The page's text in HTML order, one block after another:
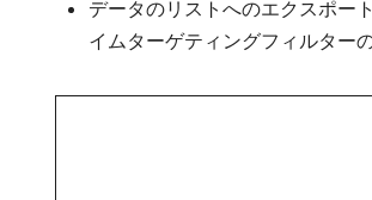
データのリストへのエクスポー
イムターゲティングフィルター